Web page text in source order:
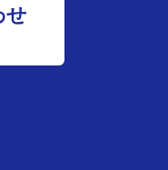
せ